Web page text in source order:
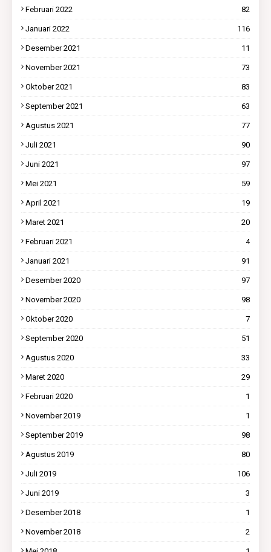
Februari 2022 82
Januari 2022 116
Desember 2021 11
November 2021 73
Oktober 2021 83
September 2021 63
Agustus 2021 77
Juli 2021 90
Juni 2021 97
Mei 2021 59
April 2021 19
Maret 2021 20
Februari 2021 4
Januari 2021 91
Desember 2020 97
November 2020 98
Oktober 2020 7
September 2020 51
Agustus 2020 33
Maret 2020 29
Februari 2020 1
November 2019 1
September 2019 98
Agustus 2019 80
Juli 2019 106
Juni 2019 3
Desember 2018 1
November 2018 2